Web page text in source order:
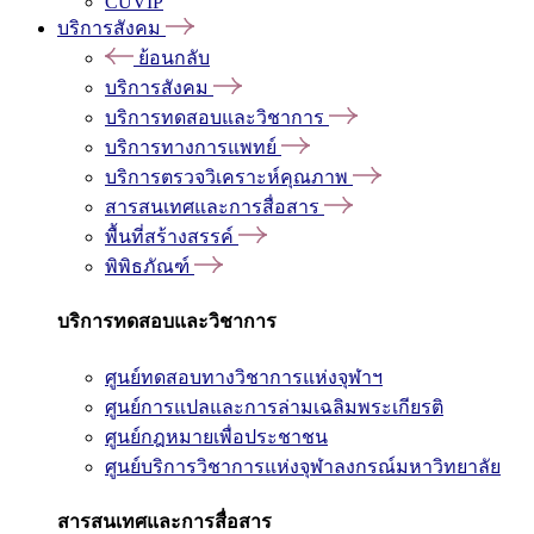
บริการสังคม
ย้อนกลับ
บริการสังคม
บริการทดสอบและวิชาการ
บริการทางการแพทย์
บริการตรวจวิเคราะห์คุณภาพ
สารสนเทศและการสื่อสาร
พื้นที่สร้างสรรค์
พิพิธภัณฑ์
บริการทดสอบและวิชาการ
ศูนย์ทดสอบทางวิชาการแห่งจุฬาฯ
ศูนย์การแปลและการล่ามเฉลิมพระเกียรติ
ศูนย์กฎหมายเพื่อประชาชน
ศูนย์บริการวิชาการแห่งจุฬาลงกรณ์มหาวิทยาลัย
สารสนเทศและการสื่อสาร